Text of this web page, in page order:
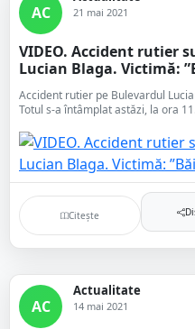
AC 21 mai 2021
VIDEO. Accident rutier
Lucian Blaga. Victimă:
Accident rutier pe Bulevardul
Totul s-a întâmplat astăzi, la ora
Citește
AC
Actualitate
14 mai 2021